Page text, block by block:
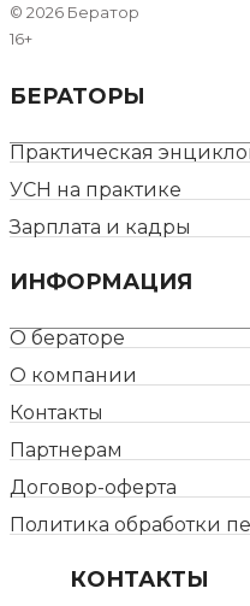
© 2026 Бератор
16+
БЕРАТОРЫ
Практическая
УСН на практике
Зарплата и кадры
ИНФОРМАЦИЯ
О бераторе
О компании
Контакты
Партнерам
Договор-оферта
Политика обработки
КОНТАКТЫ